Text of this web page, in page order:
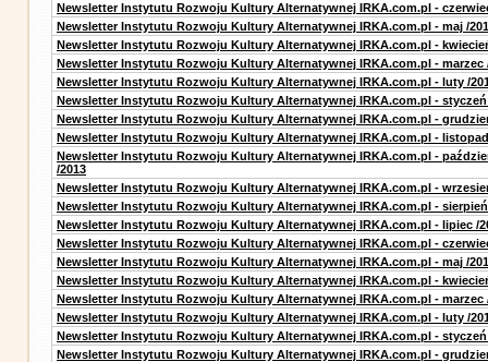
Newsletter Instytutu Rozwoju Kultury Alternatywnej IRKA.com.pl -
Newsletter Instytutu Rozwoju Kultury Alternatywnej IRKA.com.pl - maj /
Newsletter Instytutu Rozwoju Kultury Alternatywnej IRKA.com.pl -
Newsletter Instytutu Rozwoju Kultury Alternatywnej IRKA.com.pl - marzec
Newsletter Instytutu Rozwoju Kultury Alternatywnej IRKA.com.pl - luty /
Newsletter Instytutu Rozwoju Kultury Alternatywnej IRKA.com.pl - styczeń
Newsletter Instytutu Rozwoju Kultury Alternatywnej IRKA.com.pl -
Newsletter Instytutu Rozwoju Kultury Alternatywnej IRKA.com.pl - listopad
Newsletter Instytutu Rozwoju Kultury Alternatywnej IRKA.com.pl -
/2013
Newsletter Instytutu Rozwoju Kultury Alternatywnej IRKA.com.pl -
Newsletter Instytutu Rozwoju Kultury Alternatywnej IRKA.com.pl - sierpień
Newsletter Instytutu Rozwoju Kultury Alternatywnej IRKA.com.pl - lipiec /
Newsletter Instytutu Rozwoju Kultury Alternatywnej IRKA.com.pl -
Newsletter Instytutu Rozwoju Kultury Alternatywnej IRKA.com.pl - maj /
Newsletter Instytutu Rozwoju Kultury Alternatywnej IRKA.com.pl -
Newsletter Instytutu Rozwoju Kultury Alternatywnej IRKA.com.pl - marzec
Newsletter Instytutu Rozwoju Kultury Alternatywnej IRKA.com.pl - luty /
Newsletter Instytutu Rozwoju Kultury Alternatywnej IRKA.com.pl - styczeń
Newsletter Instytutu Rozwoju Kultury Alternatywnej IRKA.com.pl -